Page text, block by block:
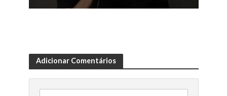
Adicionar Comentários